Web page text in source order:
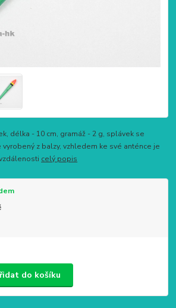
délka - 10 cm, gramáž - 2 g, splávek se
vyrobený z balzy, vzhledem ke své anténce je
celý popis
do košíku